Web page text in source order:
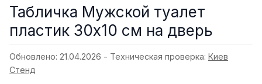
Табличка Мужской туалет
пластик 30х10 см на дверь
Обновлено: 21.04.2026 - Техническая проверка: Киев
Стенд